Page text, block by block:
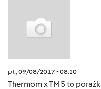
pt., 09/08/2017 - 08:20
Thermomix TM 5 to